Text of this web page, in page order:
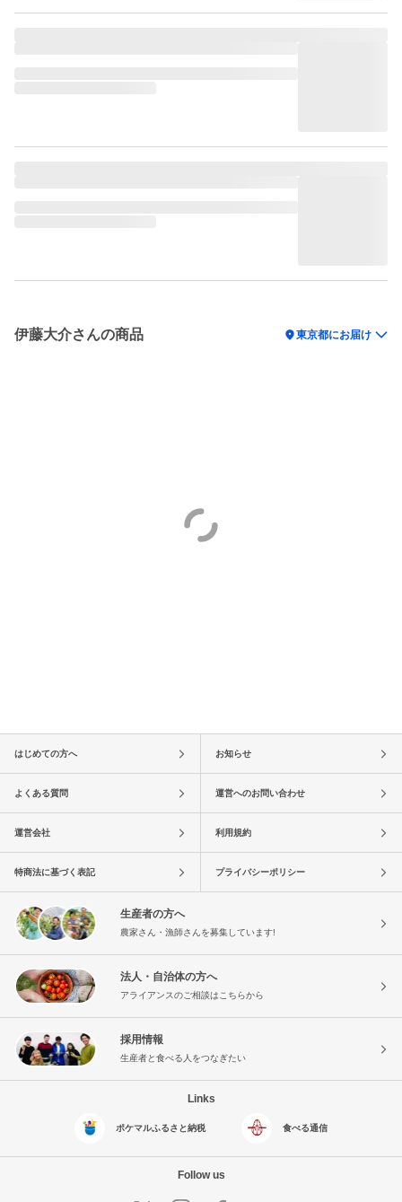
伊藤大介さんの商品 location_on東京都にお届け
はじめての方へ お知らせ
よくある質問 運営へのお問い合わせ
運営会社 利用規約
特商法に基づく表記 プライバシーポリシー
生産者の方へ
農家さん・漁師さんを募集しています!
法人・自治体の方へ
アライアンスのご相談はこちらから
採用情報
生産者と食べる人をつなぎたい
Links
ポケマルふるさと納税 食べる通信
Follow us